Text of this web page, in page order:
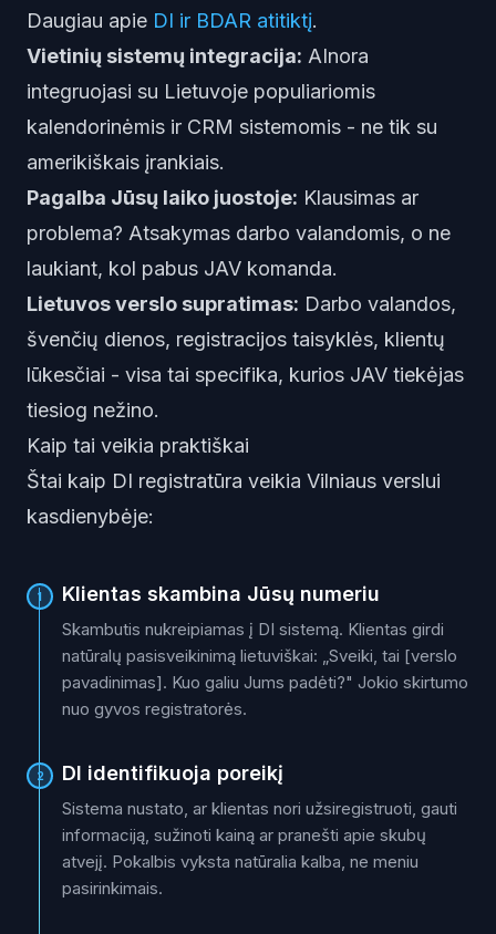
Daugiau apie DI ir BDAR atitiktį.
Vietinių sistemų integracija: AInora
integruojasi su Lietuvoje populiariomis
kalendorinėmis ir CRM sistemomis - ne tik su
amerikiškais įrankiais.
Pagalba Jūsų laiko juostoje: Klausimas ar
problema? Atsakymas darbo valandomis, o ne
laukiant, kol pabus JAV komanda.
Lietuvos verslo supratimas: Darbo valandos,
švenčių dienos, registracijos taisyklės, klientų
lūkesčiai - visa tai specifika, kurios JAV tiekėjas
tiesiog nežino.
Kaip tai veikia praktiškai
Štai kaip DI registratūra veikia Vilniaus verslui
kasdienybėje:
1 Klientas skambina Jūsų numeriu
Skambutis nukreipiamas į DI sistemą. Klientas girdi
natūralų pasisveikinimą lietuviškai: „Sveiki, tai [verslo
pavadinimas]. Kuo galiu Jums padėti?" Jokio skirtumo
nuo gyvos registratorės.
2 DI identifikuoja poreikį
Sistema nustato, ar klientas nori užsiregistruoti, gauti
informaciją, sužinoti kainą ar pranešti apie skubų
atvejį. Pokalbis vyksta natūralia kalba, ne meniu
pasirinkimais.